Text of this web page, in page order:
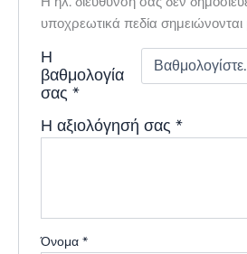
υποχρεωτικά πεδία
Η
βαθμολογία
σας*
Η αξιολόγησή σας*
Όνομα*